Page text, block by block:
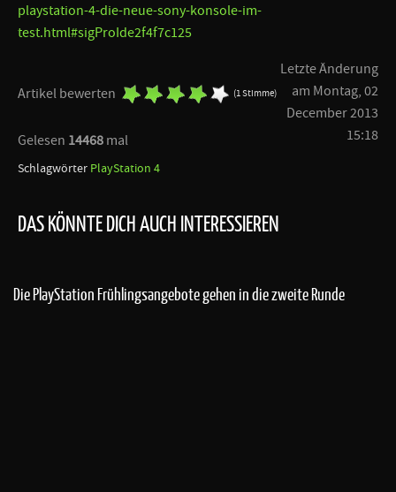
playstation-4-die-neue-sony-konsole-im-
test.html#sigProIde2f4f7c125
Artikel bewerten (1 Stimme)
Gelesen 14468 mal
Letzte Änderung
am Montag, 02
December 2013
15:18
Schlagwörter PlayStation 4
DAS KÖNNTE DICH AUCH INTERESSIEREN
Die PlayStation Frühlingsangebote gehen in die zweite Runde